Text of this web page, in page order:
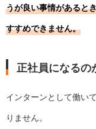
うが良い事情があると
すすめできません。
正社員になるの
インターンとして働い
りません。